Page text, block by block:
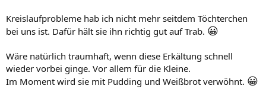
Kreislaufprobleme hab ich nicht mehr seitdem Töchterchen
bei uns ist. Dafür hält sie ihn richtig gut auf Trab. 😀
Wäre natürlich traumhaft, wenn diese Erkältung schnell
wieder vorbei ginge. Vor allem für die Kleine.
Im Moment wird sie mit Pudding und Weißbrot verwöhnt. 😀